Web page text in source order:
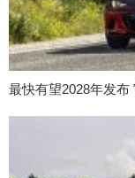
最快有望2028年发